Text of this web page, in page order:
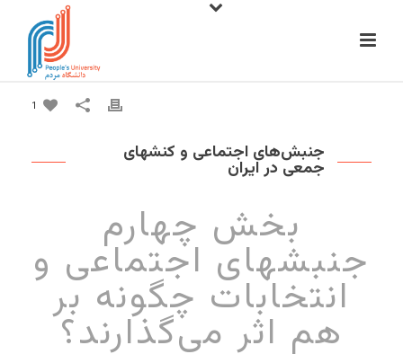
1
جنبش‌های اجتماعی و کنشهای
جمعی در ایران
بخش چهارم
جنبشهای اجتماعی و
انتخابات چگونه بر
هم اثر می‌گذارند؟